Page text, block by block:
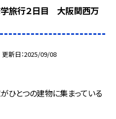
学旅行２日目 大阪関西万
更新日 2025/09/08
ひとつの建物に集まっている